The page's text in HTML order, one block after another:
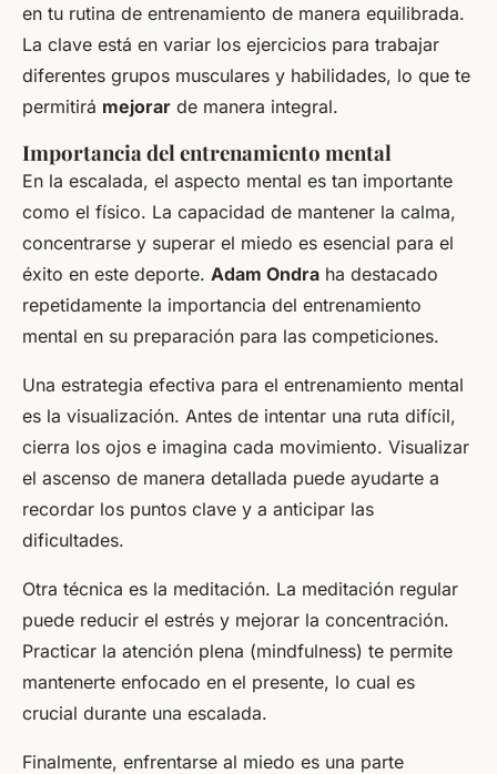
en tu rutina de entrenamiento de manera equilibrada.
La clave está en variar los ejercicios para trabajar
diferentes grupos musculares y habilidades, lo que te
permitirá mejorar de manera integral.
Importancia del entrenamiento mental
En la escalada, el aspecto mental es tan importante
como el físico. La capacidad de mantener la calma,
concentrarse y superar el miedo es esencial para el
éxito en este deporte. Adam Ondra ha destacado
repetidamente la importancia del entrenamiento
mental en su preparación para las competiciones.
Una estrategia efectiva para el entrenamiento mental
es la visualización. Antes de intentar una ruta difícil,
cierra los ojos e imagina cada movimiento. Visualizar
el ascenso de manera detallada puede ayudarte a
recordar los puntos clave y a anticipar las
dificultades.
Otra técnica es la meditación. La meditación regular
puede reducir el estrés y mejorar la concentración.
Practicar la atención plena (mindfulness) te permite
mantenerte enfocado en el presente, lo cual es
crucial durante una escalada.
Finalmente, enfrentarse al miedo es una parte